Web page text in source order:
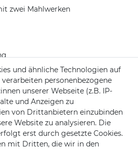
zwei Mahlwerken
und ähnliche Technologien auf
personenbezogene
unserer Webseite (z.B. IP-
und Anzeigen zu
von Drittanbietern einzubinden
Website zu analysieren. Die
erst durch gesetzte Cookies.
mit Dritten, die wir in den